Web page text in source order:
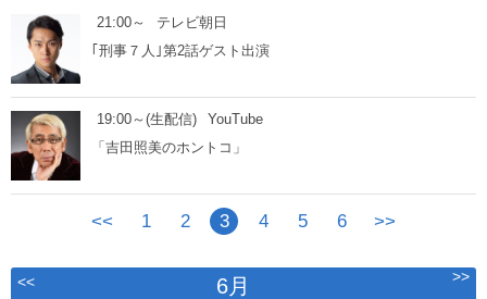
21:00～
テレビ朝日
｢刑事７人｣第2話ゲスト出演
19:00～(生配信)
YouTube
「吉田照美のホントコ」
<< 1 2 3 4 5 6 >>
<< 6月 >>